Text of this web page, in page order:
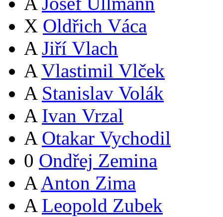
X Oldřich Váca
A Jiří Vlach
A Vlastimil Vlček
A Stanislav Volák
A Ivan Vrzal
A Otakar Vychodil
0 Ondřej Zemina
A Anton Zima
A Leopold Zubek